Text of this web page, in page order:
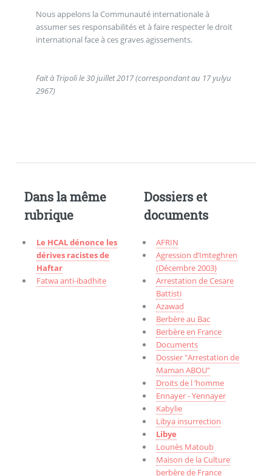
Nous appelons la Communauté internationale à
assumer ses responsabilités et à faire respecter le droit
international face à ces graves agissements.
Fait à Tripoli le 30 juillet 2017 (correspondant au 17 yulyu
2967)
Dans la même
rubrique
Le HCAL dénonce les
dérives racistes de
Haftar
Fatwa anti-ibadhite
Dossiers et
documents
AFRIN
Agression d’Imteghren
(Décembre 2003)
Arrestation de Cesare
Battisti
Azawad
Berbère au Bac
Berbère en France
Documents
Dossier "Arrestation de
Maman ABOU"
Droits de l ’homme
Ennayer - Yennayer
Kabylie
Libya insurrection
Libye
Lounès Matoub
Maison de la Culture
berbère de France